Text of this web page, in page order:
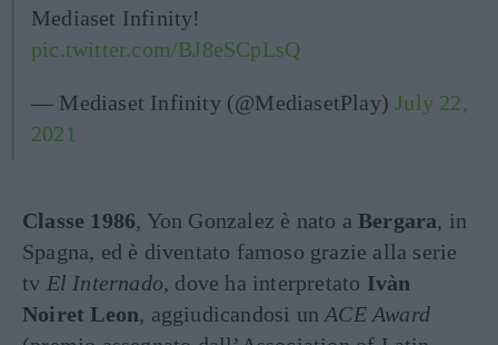
Mediaset Infinity!
pic.twitter.com/BJ8eSCpLsQ
— Mediaset Infinity (@MediasetPlay)July 22,
2021
Classe 1986, Yon Gonzalez è nato aBergara, in
Spagna, ed è diventato famoso grazie alla serie
tv El Internado, dove ha interpretato Ivàn
Noiret Leon, aggiudicandosi unACE Award